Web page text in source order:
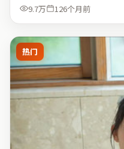
9.7万
126个月前
热门